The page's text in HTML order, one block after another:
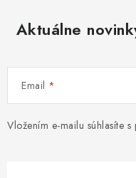
Aktuálne
Email
Vložením e-mailu súhlasíte s